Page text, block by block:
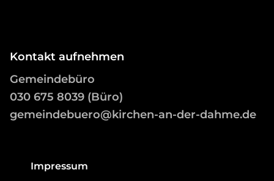
Kontakt aufnehmen
Gemeindebüro
030 675 8039 (Büro)
gemeindebuero@kirchen-an-der-dahme.de
Impressum